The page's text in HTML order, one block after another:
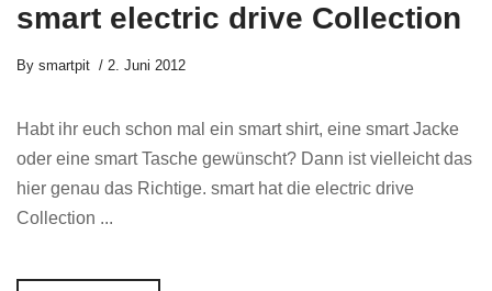
smart electric drive Collection
By smartpit 2. Juni 2012
Habt ihr euch schon mal ein smart shirt, eine smart Jacke
oder eine smart Tasche gewünscht? Dann ist vielleicht das
hier genau das Richtige. smart hat die electric drive
Collection ...